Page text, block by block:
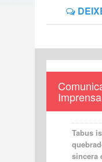
Imprensa
Tabus
sincera